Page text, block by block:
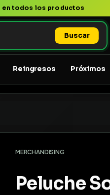
en todos los productos
Buscar
Reingresos Próximos
MERCHANDISING
Peluche